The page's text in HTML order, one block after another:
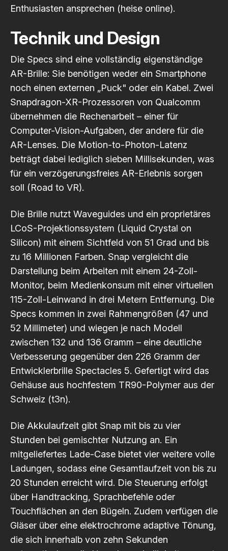
Enthusiasten ansprechen (heise online).
Technik und Design
Die Specs sind eine vollständig eigenständige
AR-Brille: Sie benötigen weder ein Smartphone
noch einen externen „Puck" oder ein Kabel. Zwei
Snapdragon-XR-Prozessoren von Qualcomm
übernehmen die Rechenarbeit – einer für
Computer-Vision-Aufgaben, der andere für die
AR-Lenses. Die Motion-to-Photon-Latenz
beträgt dabei lediglich sieben Millisekunden, was
für ein verzögerungsfreies AR-Erlebnis sorgen
soll (Road to VR).
Die Brille nutzt Waveguides und ein proprietäres
LCoS-Projektionssystem (Liquid Crystal on
Silicon) mit einem Sichtfeld von 51 Grad und bis
zu 16 Millionen Farben. Snap vergleicht die
Darstellung beim Arbeiten mit einem 24-Zoll-
Monitor, beim Medienkonsum mit einer virtuellen
115-Zoll-Leinwand in drei Metern Entfernung. Die
Specs kommen in zwei Rahmengrößen (47 und
52 Millimeter) und wiegen je nach Modell
zwischen 132 und 136 Gramm – eine deutliche
Verbesserung gegenüber den 226 Gramm der
Entwicklerbrille Spectacles 5. Gefertigt wird das
Gehäuse aus hochfestem TR90-Polymer aus der
Schweiz (t3n).
Die Akkulaufzeit gibt Snap mit bis zu vier
Stunden bei gemischter Nutzung an. Ein
mitgeliefertes Lade-Case bietet vier weitere volle
Ladungen, sodass eine Gesamtlaufzeit von bis zu
20 Stunden erreicht wird. Die Steuerung erfolgt
über Handtracking, Sprachbefehle oder
Touchflächen an den Bügeln. Zudem verfügen die
Gläser über eine elektrochrome adaptive Tönung,
die sich innerhalb von zehn Sekunden